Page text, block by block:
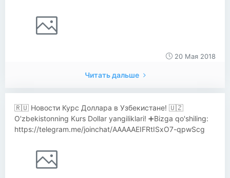
20 Мая 2018
Читать дальше
🇷🇺 Новости Курс Доллара в Узбекистане! 🇺🇿
O'zbekistonning Kurs Dollar yangiliklari! ➕Bizga qo'shiling:
https://telegram.me/joinchat/AAAAAEIFRtISxO7-qpwScg